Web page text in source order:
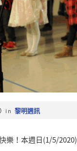
in 黎明週訊
樂！本週日(1/5/